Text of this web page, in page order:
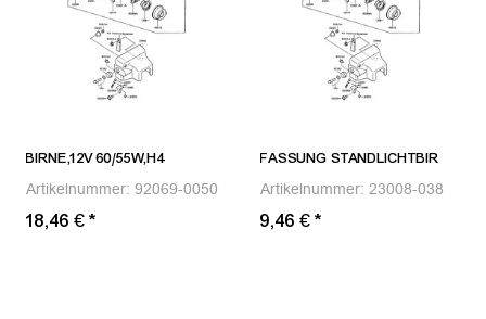
BIRNE,12V 60/55W,H4
Artikelnummer: 92069-0050
18,46 €*
FASSUNG STANDLICHTBIR
Artikelnummer: 23008-038
9,46 €*